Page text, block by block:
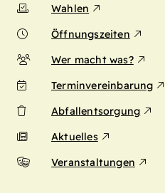
Wahlen
Öffnungszeiten
Wer macht was?
Terminvereinbarung
Abfallentsorgung
Aktuelles
Veranstaltungen